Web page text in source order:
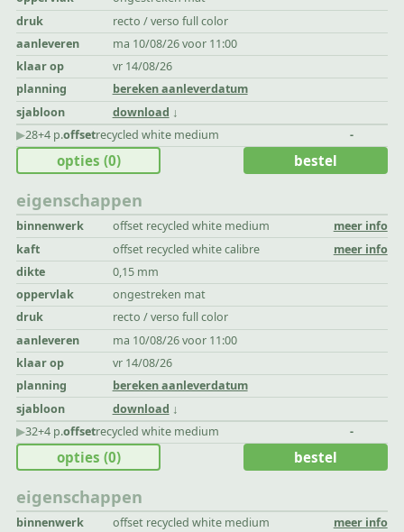
druk
recto / verso full color
aanleveren
ma 10/08/26 voor 11:00
klaar op
vr 14/08/26
planning
bereken aanleverdatum
sjabloon
download
▶︎28+4 p.offsetrecycled white medium -
eigenschappen
binnenwerk offset recycled white medium
meer info
kaft
offset recycled white calibre
meer info
dikte
0,15 mm
oppervlak
ongestreken mat
druk
recto / verso full color
aanleveren
ma 10/08/26 voor 11:00
klaar op
vr 14/08/26
planning
bereken aanleverdatum
sjabloon
download
opties (0) bestel
▶︎32+4 p.offsetrecycled white medium -
eigenschappen
binnenwerk offset recycled white medium
meer info
opties (0) bestel